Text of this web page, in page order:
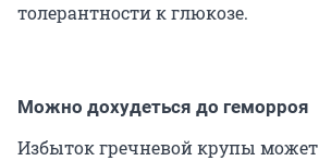
толерантности к глюкозе.
Можно дохудеться до геморроя
Избыток гречневой крупы